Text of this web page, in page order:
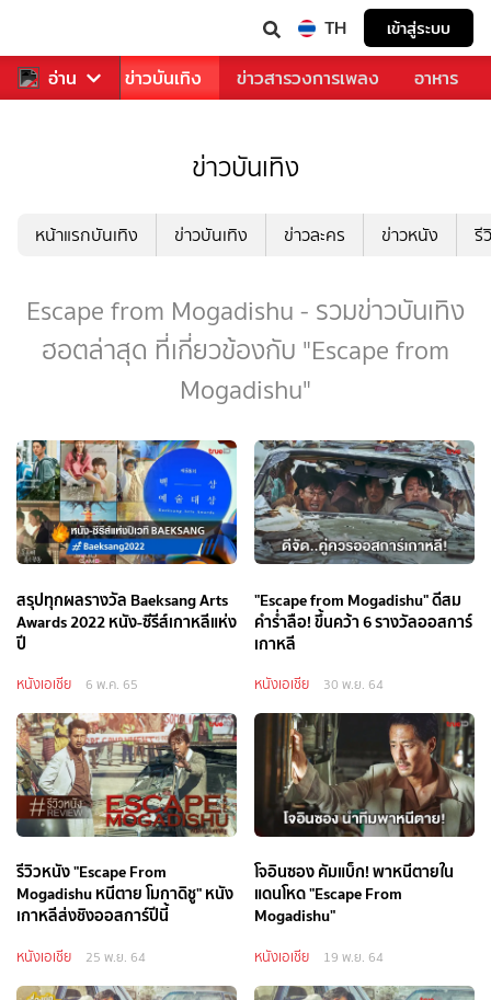
TH เข้าสู่ระบบ
อ่าน
ฬา ข่าว ข่าวบันเทิง ข่าวสารวงการเพลง อาหาร
ข่าวบันเทิง
หน้าแรกบันเทิง ข่าวบันเทิง ข่าวละคร ข่าวหนัง รี
Escape from Mogadishu - รวมข่าวบันเทิง
ฮอตล่าสุด ที่เกี่ยวข้องกับ "Escape from
Mogadishu"
สรุปทุกผลรางวัล Baeksang Arts
Awards 2022 หนัง-ซีรีส์เกาหลีแห่ง
ปี
หนังเอเชีย 6 พ.ค. 65
"Escape from Mogadishu" ดีสม
คำร่ำลือ! ขึ้นคว้า 6 รางวัลออสการ์
เกาหลี
หนังเอเชีย 30 พ.ย. 64
รีวิวหนัง "Escape From
Mogadishu หนีตาย โมกาดิชู" หนัง
เกาหลีส่งชิงออสการ์ปีนี้
หนังเอเชีย 25 พ.ย. 64
โจอินซอง คัมแบ็ก! พาหนีตายใน
แดนโหด "Escape From
Mogadishu"
หนังเอเชีย 19 พ.ย. 64